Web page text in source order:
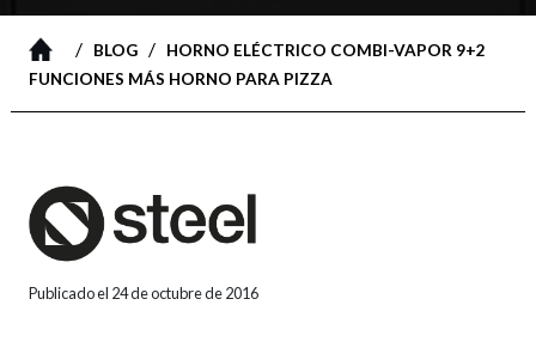
/ BLOG/
HORNO ELÉCTRICO COMBI-VAPOR 9+2
FUNCIONES MÁS HORNO PARA PIZZA
Publicado el 24 de octubre de 2016